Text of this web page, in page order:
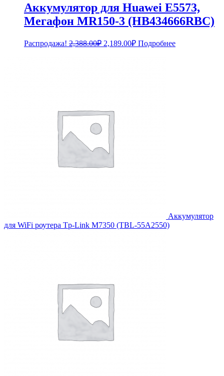
Аккумулятор для Huawei E5573,
Мегафон MR150-3 (HB434666RBC)
Распродажа! 2,388.00₽ Первоначальная
2,189.00₽Текущая
Подробнее
Аккумулятор
для WiFi роутера Tp-Link M7350 (TBL-55A2550)